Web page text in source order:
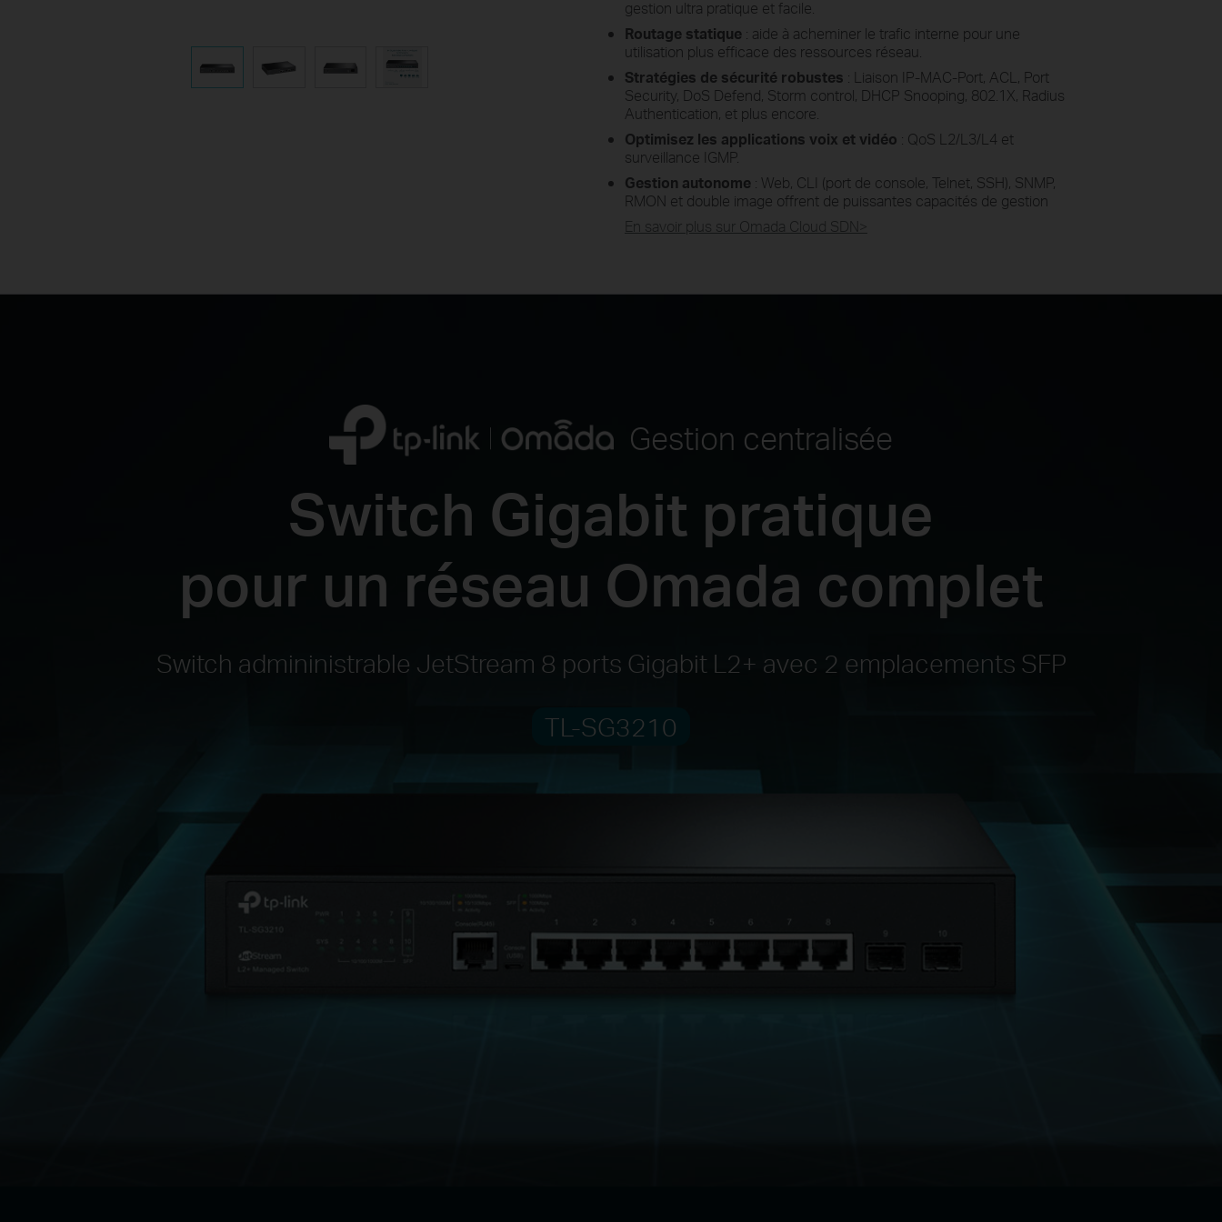
gestion ultra pratique et facile.
Routage statique : aide à acheminer le trafic interne pour une
utilisation plus efficace des ressources réseau.
Stratégies de sécurité robustes : Liaison IP-MAC-Port, ACL, Port
Security, DoS Defend, Storm control, DHCP Snooping, 802.1X, Radius
Authentication, et plus encore.
Optimisez les applications voix et vidéo : QoS L2/L3/L4 et
surveillance IGMP.
Gestion autonome : Web, CLI (port de console, Telnet, SSH), SNMP,
RMON et double image offrent de puissantes capacités de gestion
En savoir plus sur Omada Cloud SDN>​
Gestion centralisée
Switch Gigabit pratique
pour un réseau Omada complet
Switch admininistrable JetStream 8 ports Gigabit L2+ avec 2 emplacements SFP
TL-SG3210